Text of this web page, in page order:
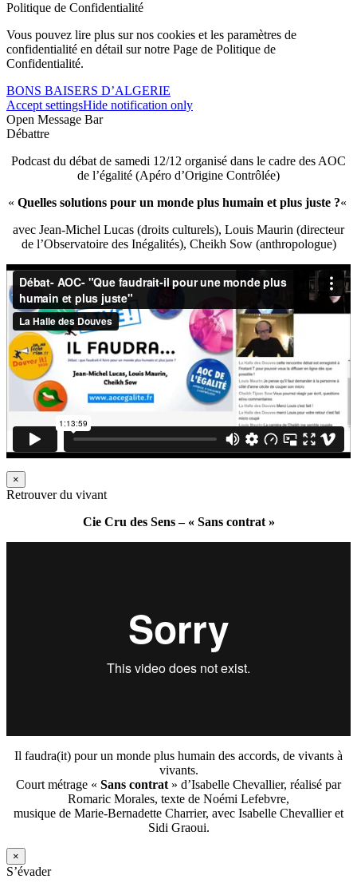
Politique de Confidentialité
Vous pouvez lire plus sur nos cookies et les paramètres de
confidentialité en détail sur notre Page de Politique de
Confidentialité.
BONS BAISERS D’ALGERIE
Accept settingsHide notification only
Open Message Bar
Débattre
Podcast du débat de samedi 12/12 organisé dans le cadre des AOC
de l’égalité (Apéro d’Origine Contrôlée)
« Quelles solutions pour un monde plus humain et plus juste ?«
avec Jean-Michel Lucas (droits culturels), Louis Maurin (directeur
de l’Observatoire des Inégalités), Cheikh Sow (anthropologue)
×
Retrouver du vivant
Cie Cru des Sens – « Sans contrat »
Il faudra(it) pour un monde plus humain des accords, de vivants à
vivants.
Court métrage « Sans contrat » d’Isabelle Chevallier, réalisé par
Romaric Morales, texte de Noémi Lefebvre,
musique de Marie-Bernadette Charrier, avec Isabelle Chevallier et
Sidi Graoui.
×
S’évader